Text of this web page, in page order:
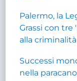
Palermo, la
Grassi con
alla
Successi
nella